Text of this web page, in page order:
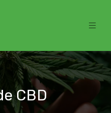
CBD